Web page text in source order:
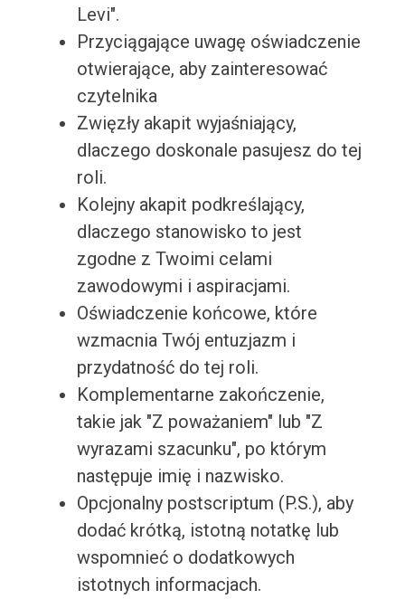
Levi".
Przyciągające uwagę oświadczenie
otwierające, aby zainteresować
czytelnika
Zwięzły akapit wyjaśniający,
dlaczego doskonale pasujesz do tej
roli.
Kolejny akapit podkreślający,
dlaczego stanowisko to jest
zgodne z Twoimi celami
zawodowymi i aspiracjami.
Oświadczenie końcowe, które
wzmacnia Twój entuzjazm i
przydatność do tej roli.
Komplementarne zakończenie,
takie jak "Z poważaniem" lub "Z
wyrazami szacunku", po którym
następuje imię i nazwisko.
Opcjonalny postscriptum (P.S.), aby
dodać krótką, istotną notatkę lub
wspomnieć o dodatkowych
istotnych informacjach.